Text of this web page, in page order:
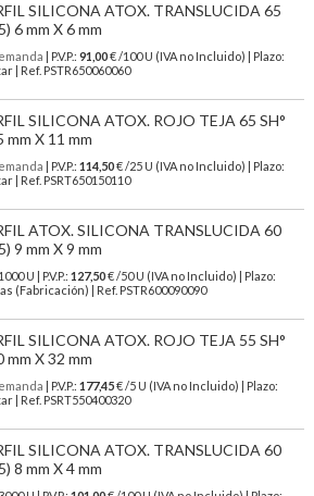
SILICONA ATOX. TRANSLUCIDA 65
6 mm X 6 mm
| P.V.P.: 91,00€ /100 U (IVA no Incluido) | Plazo:
| Ref. PSTR650060060
SILICONA ATOX. ROJO TEJA 65 SH°
mm X 11 mm
| P.V.P.: 114,50€ /25 U (IVA no Incluido) | Plazo:
| Ref. PSRT650150110
ATOX. SILICONA TRANSLUCIDA 60
9 mm X 9 mm
U | P.V.P.: 127,50€/50 U (IVA no Incluido)
| Plazo:
(Fabricación) | Ref. PSTR600090090
SILICONA ATOX. ROJO TEJA 55 SH°
mm X 32 mm
| P.V.P.: 177,45€ /5 U (IVA no Incluido) | Plazo:
| Ref. PSRT550400320
SILICONA ATOX. TRANSLUCIDA 60
8 mm X 4 mm